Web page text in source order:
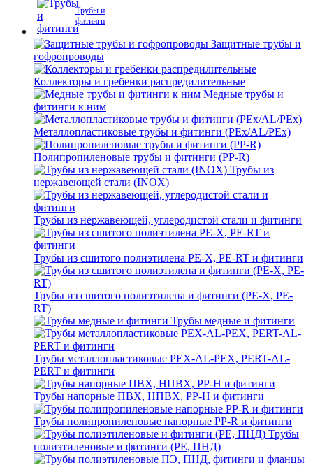
Трубы и
фитинги
Защитные трубы и
гофропроводы
Коллекторы и гребенки распредилительные
Медные трубы и
фитинги к ним
Металлопластиковые трубы и фитинги (PEx/AL/PEx)
Полипропиленовые трубы и фитинги (PP-R)
Трубы из
нержавеющей стали (INOX)
Трубы из нержавеющей, углеродистой стали и фитинги
Трубы из сшитого полиэтилена PE-X, PE-RT и фитинги
Трубы из сшитого полиэтилена и фитинги (PE-X, PE-
RT)
Трубы медные и фитинги
Трубы металлопластиковые PEX-AL-PEX, PERT-AL-
PERT и фитинги
Трубы напорные ПВХ, НПВХ, PP-H и фитинги
Трубы полипропиленовые напорные PP-R и фитинги
Трубы
полиэтиленовые и фитинги (PE, ПНД)